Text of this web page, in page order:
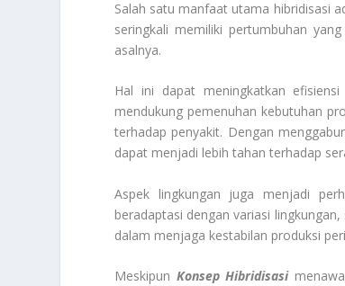
Salah satu manfaat utama hibridisasi
seringkali memiliki pertumbuhan
asalnya.
Hal ini dapat meningkatkan
mendukung pemenuhan kebutuhan
terhadap penyakit. Dengan
dapat menjadi lebih tahan terhadap
Aspek lingkungan juga menjadi
beradaptasi dengan variasi
dalam menjaga kestabilan produksi
Meskipun Konsep Hibridisasi